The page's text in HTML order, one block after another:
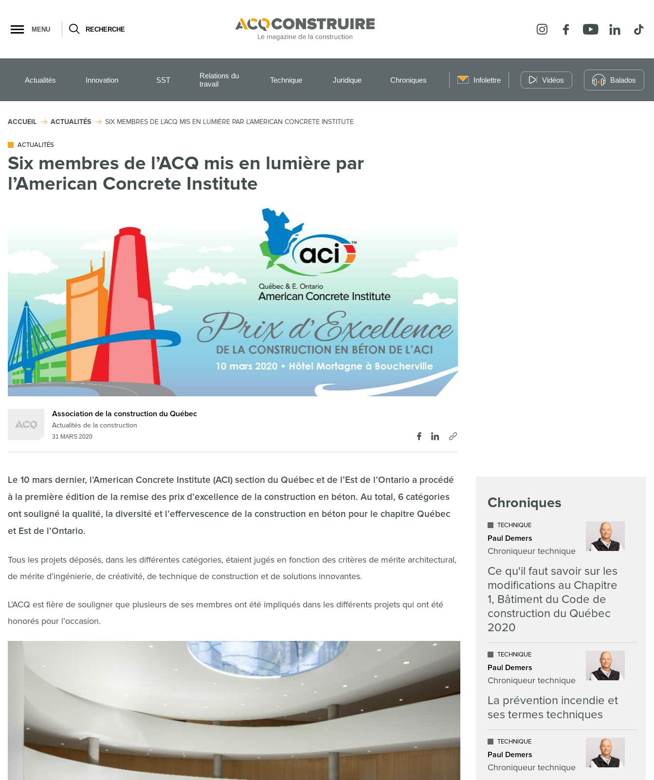
la
navigation
MENU RECHERCHE InstagramFacebookYouTubeLinkedIn
Actualités Innovation SST
Relations du
travail
Technique Juridique Chroniques Infolettre Vidéos Balados
ACCUEIL ACTUALITÉS SIX MEMBRES DE L’ACQ MIS EN LUMIÈRE PAR L’AMERICAN CONCRETE INSTITUTE
ACTUALITÉS
Six membres de l’ACQ mis en lumière par
l’American Concrete Institute
Association de la construction du Québec
Actualités de la construction
31 MARS 2020
Le 10 mars dernier, l’American Concrete Institute (ACI) section du Québec et de l’Est de l’Ontario a procédé
à la première édition de la remise des prix d’excellence de la construction en béton. Au total, 6 catégories
ont souligné la qualité, la diversité et l’effervescence de la construction en béton pour le chapitre Québec
et Est de l’Ontario.
Tous les projets déposés, dans les différentes catégories, étaient jugés en fonction des critères de mérite architectural,
de mérite d’ingénierie, de créativité, de technique de construction et de solutions innovantes.
L’ACQ est fière de souligner que plusieurs de ses membres ont été impliqués dans les différents projets qui ont été
honorés pour l’occasion.
Chroniques
TECHNIQUE
Paul Demers
Chroniqueur technique
Ce qu'il faut savoir sur les
modifications au Chapitre
1, Bâtiment du Code de
construction du Québec
2020
TECHNIQUE
Paul Demers
Chroniqueur technique
La prévention incendie et
ses termes techniques
TECHNIQUE
Paul Demers
Chroniqueur technique